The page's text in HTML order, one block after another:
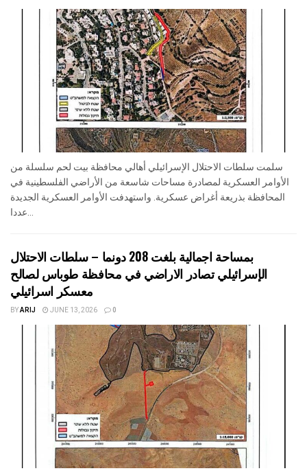
سلمت سلطات الاحتلال الإسرائيلي أهالي محافظة بيت لحم سلسلة من
الأوامر العسكرية لمصادرة مساحات شاسعة من الأراضي الفلسطينية في
المحافظة بذريعة أغراض عسكرية. واستهدفت الأوامر العسكرية الجديدة
بمساحة اجمالية بلغت 208 دونما – سلطات الاحتلال
الإسرائيلي تصادر الاراضي في محافظة طوباس لصالح
معسكر اسرائيلي
BYARIJ JUNE 13, 2026 0